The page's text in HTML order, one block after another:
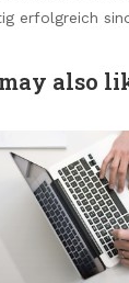
erfolgreich
also